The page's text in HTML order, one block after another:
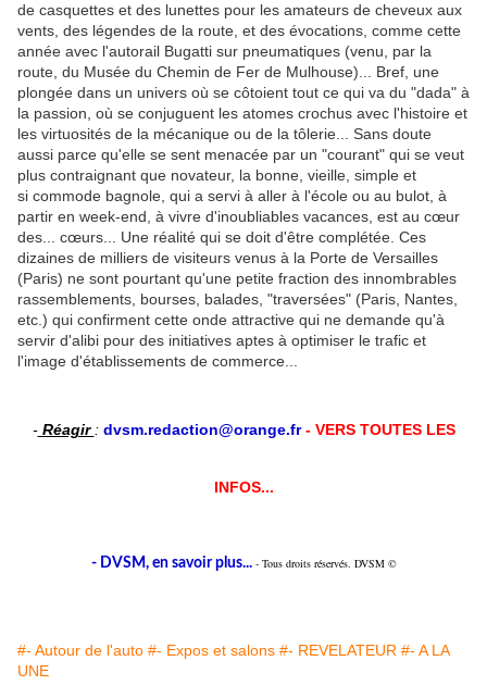
de casquettes et des lunettes pour les amateurs de cheveux aux
vents, des légendes de la route, et des évocations, comme cette
année avec l'autorail Bugatti sur pneumatiques (venu, par la
route, du Musée du Chemin de Fer de Mulhouse)... Bref, une
plongée dans un univers où se côtoient tout ce qui va du "dada" à
la passion, où se conjuguent les atomes crochus avec l'histoire et
les virtuosités de la mécanique ou de la tôlerie... Sans doute
aussi parce qu'elle se sent menacée par un "courant" qui se veut
plus contraignant que novateur, la bonne, vieille, simple et
si commode bagnole, qui a servi à aller à l'école ou au bulot, à
partir en week-end, à vivre d'inoubliables vacances, est au cœur
des... cœurs... Une réalité qui se doit d'être complétée. Ces
dizaines de milliers de visiteurs venus à la Porte de Versailles
(Paris) ne sont pourtant qu'une petite fraction des innombrables
rassemblements, bourses, balades, "traversées" (Paris, Nantes,
etc.) qui confirment cette onde attractive qui ne demande qu'à
servir d'alibi pour des initiatives aptes à optimiser le trafic et
l'image d'établissements de commerce...
-Réagir : dvsm.redaction@orange.fr - VERS TOUTES LES
INFOS...
- DVSM, en savoir plus... - Tous droits réservés. DVSM ©
#- Autour de l'auto #- Expos et salons #- REVELATEUR #- A LA
UNE